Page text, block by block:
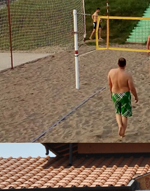
ваздуха
песку